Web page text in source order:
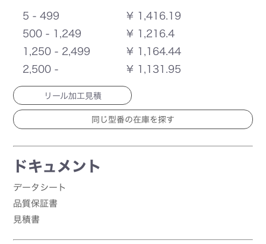
5 - 499
¥ 1,416.19
500 - 1,249
¥ 1,216.4
1,250 - 2,499
¥ 1,164.44
2,500 -
¥ 1,131.95
リール加工見積
ドキュメント
データシート
品質保証書
見積書